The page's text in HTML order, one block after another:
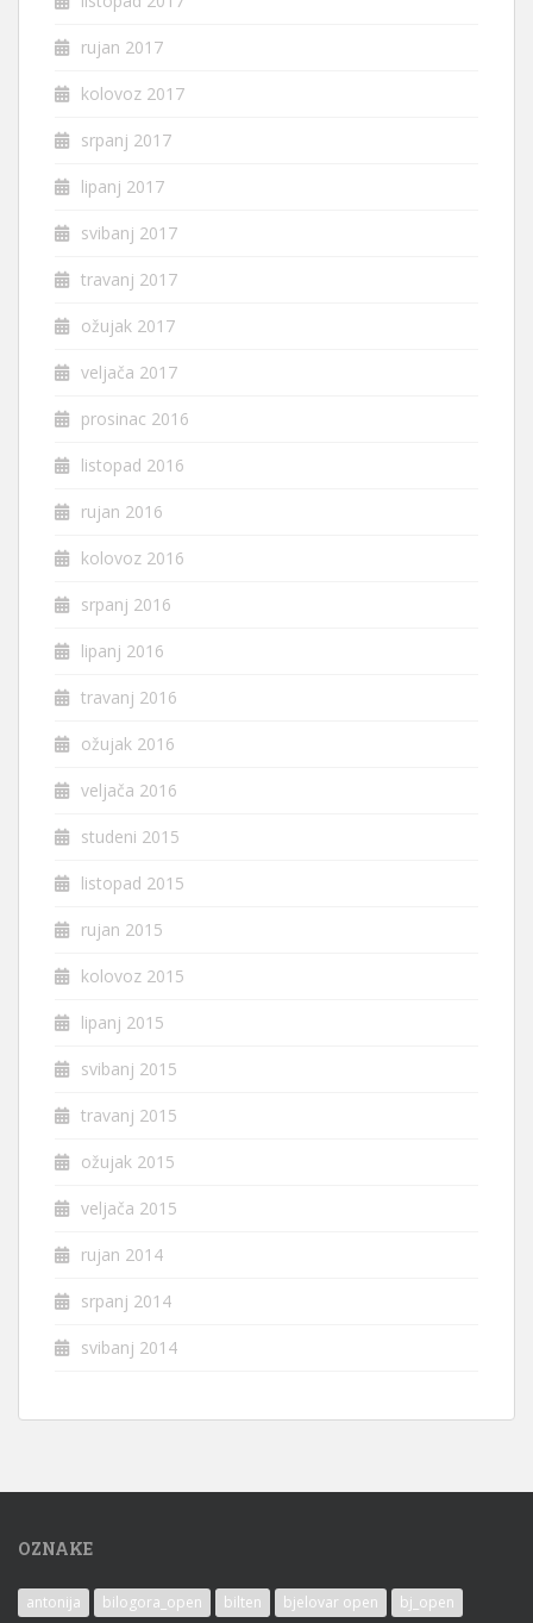
rujan 2017
kolovoz 2017
srpanj 2017
lipanj 2017
svibanj 2017
travanj 2017
ožujak 2017
veljača 2017
prosinac 2016
listopad 2016
rujan 2016
kolovoz 2016
srpanj 2016
lipanj 2016
travanj 2016
ožujak 2016
veljača 2016
studeni 2015
listopad 2015
rujan 2015
kolovoz 2015
lipanj 2015
svibanj 2015
travanj 2015
ožujak 2015
veljača 2015
rujan 2014
srpanj 2014
svibanj 2014
OZNAKE
antonija bilogora_open bilten bjelovar open bj_open